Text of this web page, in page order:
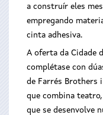
a construír eles
empregando
cinta adhesiva.
A oferta da Cidade
complétase con
de Farrés Brothers
que combina
que se desenvolve